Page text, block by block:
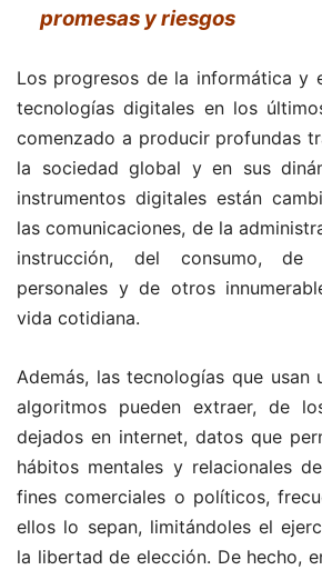
promesas y riesgos
Los progresos de la informática y
tecnologías digitales en los
comenzado a producir profundas
la sociedad global y en sus
instrumentos digitales están
las comunicaciones, de la
instrucción, del consumo, de
personales y de otros
vida cotidiana.
Además, las tecnologías que usan
algoritmos pueden extraer, de
dejados en internet, datos que
hábitos mentales y relacionales
fines comerciales o políticos,
ellos lo sepan, limitándoles el
la libertad de elección. De hecho,